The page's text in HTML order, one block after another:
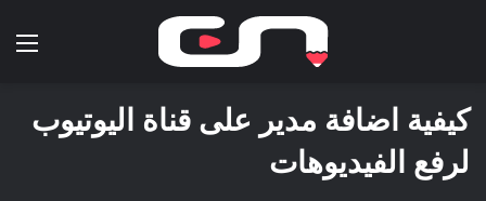
كيفية اضافة مدير على قناة اليوتيوب
لرفع الفيديوهات